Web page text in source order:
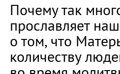
Почему так
прославляет
о том, что
количеству